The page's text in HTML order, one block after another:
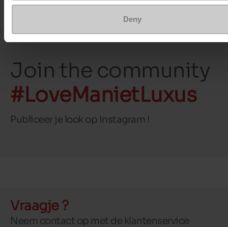
Deny
Join the community
#LoveManietLuxus
Publiceer je look op Instagram !
Vraagje ?
Neem contact op met de klantenservice